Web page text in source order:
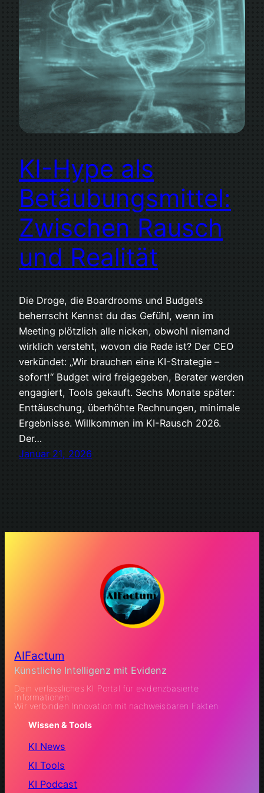
KI-Hype als
Betäubungsmittel:
Zwischen Rausch
und Realität
Die Droge, die Boardrooms und Budgets
beherrscht Kennst du das Gefühl, wenn im
Meeting plötzlich alle nicken, obwohl niemand
wirklich versteht, wovon die Rede ist? Der CEO
verkündet: „Wir brauchen eine KI-Strategie –
sofort!“ Budget wird freigegeben, Berater werden
engagiert, Tools gekauft. Sechs Monate später:
Enttäuschung, überhöhte Rechnungen, minimale
Ergebnisse. Willkommen im KI-Rausch 2026.
Der…
Januar 21, 2026
AIFactum
Künstliche Intelligenz mit Evidenz
Dein verlässliches KI Portal für evidenzbasierte
Informationen.
Wir verbinden Innovation mit nachweisbaren Fakten.
Wissen & Tools
KI News
KI Tools
KI Podcast